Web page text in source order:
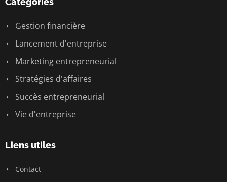
Gestion financière
Lancement d'entreprise
Marketing entrepreneurial
Stratégies d'affaires
Succès entrepreneurial
Vie d'entreprise
Liens utiles
Contact